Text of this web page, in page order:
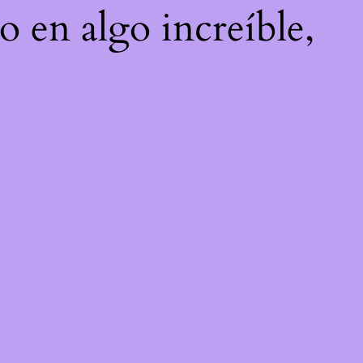
en algo increíble,